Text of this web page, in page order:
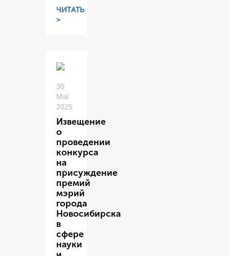
ЧИТАТЬ
>
30
Mai
2025
Извещение
о
проведении
конкурса
на
присуждение
премий
мэрий
города
Новосибирска
в
сфере
науки